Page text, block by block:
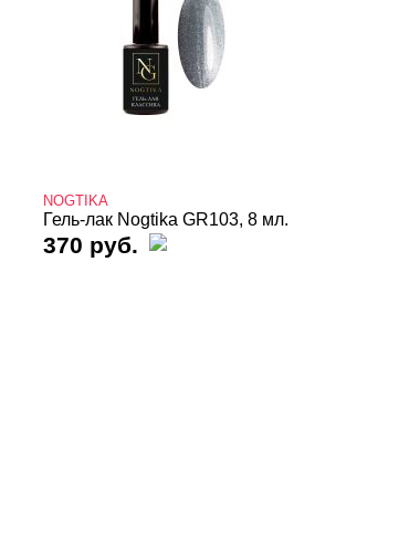
NOGTIKA
Гель-лак Nogtika GR103, 8 мл.
370 руб.